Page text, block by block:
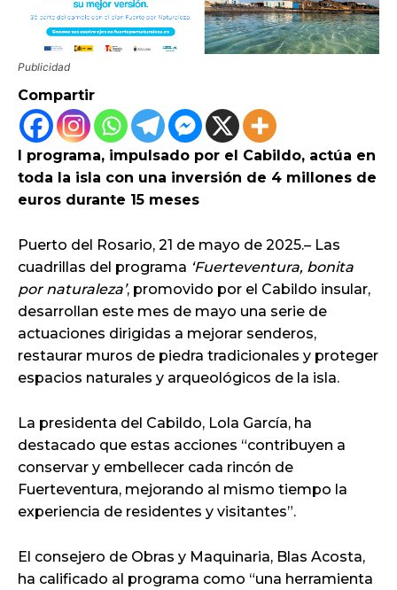
Publicidad
Compartir
l programa, impulsado por el Cabildo, actúa en
toda la isla con una inversión de 4 millones de
euros durante 15 meses
Puerto del Rosario, 21 de mayo de 2025.– Las
cuadrillas del programa ‘Fuerteventura, bonita
por naturaleza’, promovido por el Cabildo insular,
desarrollan este mes de mayo una serie de
actuaciones dirigidas a mejorar senderos,
restaurar muros de piedra tradicionales y proteger
espacios naturales y arqueológicos de la isla.
La presidenta del Cabildo, Lola García, ha
destacado que estas acciones “contribuyen a
conservar y embellecer cada rincón de
Fuerteventura, mejorando al mismo tiempo la
experiencia de residentes y visitantes”.
El consejero de Obras y Maquinaria, Blas Acosta,
ha calificado al programa como “una herramienta